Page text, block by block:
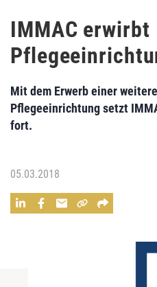
IMMAC erwirbt
Mit dem Erwerb einer
Pflegeeinrichtung setzt
fort.
05.03.2018